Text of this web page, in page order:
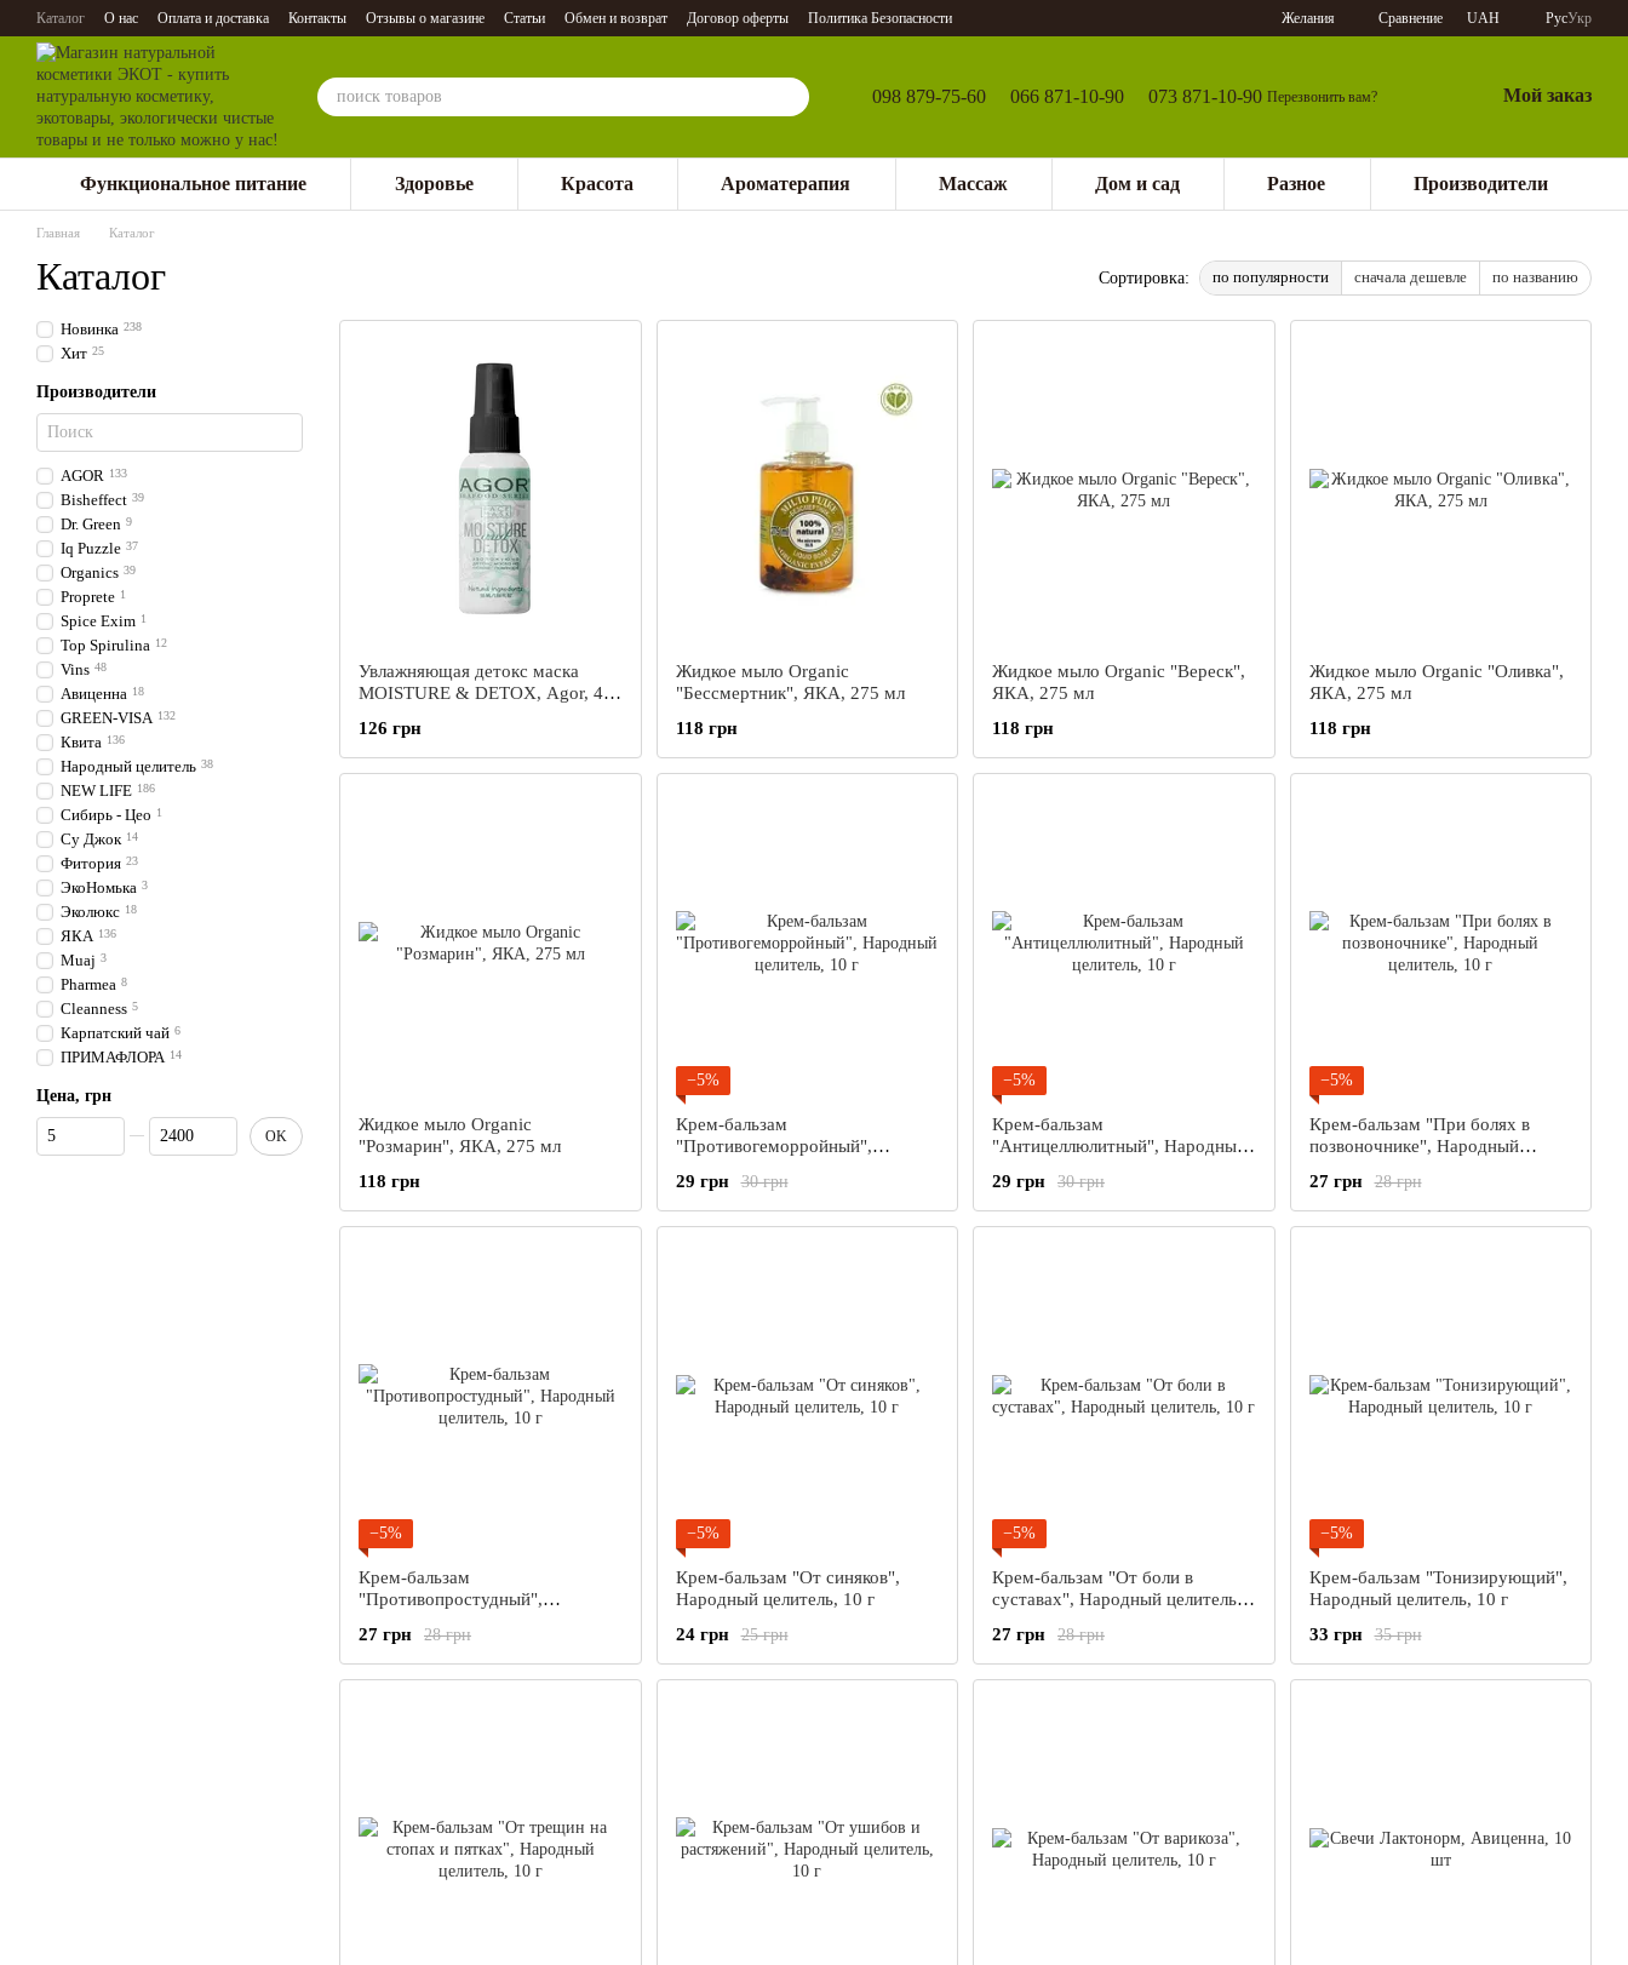
Перейти к основному контенту
Каталог О нас Оплата и доставка Контакты Отзывы о магазине Статьи Обмен и возврат Договор оферты Политика Безопасности Желания Сравнение UAH РусУкр
098 879-75-60 066 871-10-90 073 871-10-90 Перезвонить вам? Мой заказ
Функциональное питание Здоровье Красота Ароматерапия Массаж Дом и сад Разное Производители
Главная Каталог
Каталог Сортировка: по популярности сначала дешевле по названию
Увлажняющая детокс маска
MOISTURE & DETOX, Agor, 45
126 грн
Жидкое мыло Organic
"Бессмертник", ЯКА, 275 мл
118 грн
Жидкое мыло Organic "Вереск",
ЯКА, 275 мл
118 грн
Жидкое мыло Organic "Оливка",
ЯКА, 275 мл
118 грн
Жидкое мыло Organic
"Розмарин", ЯКА, 275 мл
118 грн
−5%
Крем-бальзам
"Противогеморройный",
30 грн
29 грн
−5%
Крем-бальзам
"Антицеллюлитный", Народный
30 грн
29 грн
−5%
Крем-бальзам "При болях в
позвоночнике", Народный
28 грн
27 грн
−5%
Крем-бальзам
"Противопростудный",
28 грн
27 грн
−5%
Крем-бальзам "От синяков",
Народный целитель, 10 г
25 грн
24 грн
−5%
Крем-бальзам "От боли в
суставах", Народный целитель,
28 грн
27 грн
−5%
Крем-бальзам "Тонизирующий",
Народный целитель, 10 г
35 грн
33 грн
Новинка 238
Хит 25
Производители
AGOR 133
Bisheffect 39
Dr. Green 9
Iq Puzzle 37
Organics 39
Proprete 1
Spice Exim 1
Top Spirulina 12
Vins 48
Авиценна 18
GREEN-VISA 132
Квита 136
Народный целитель 38
NEW LIFE 186
Сибирь - Цео 1
Су Джок 14
Фитория 23
ЭкоНомька 3
Эколюкс 18
ЯКА 136
Muaj 3
Pharmea 8
Сleanness 5
Карпатский чай 6
ПРИМАФЛОРА 14
Цена, грн
От Цена, грн
До Цена, грн
OK